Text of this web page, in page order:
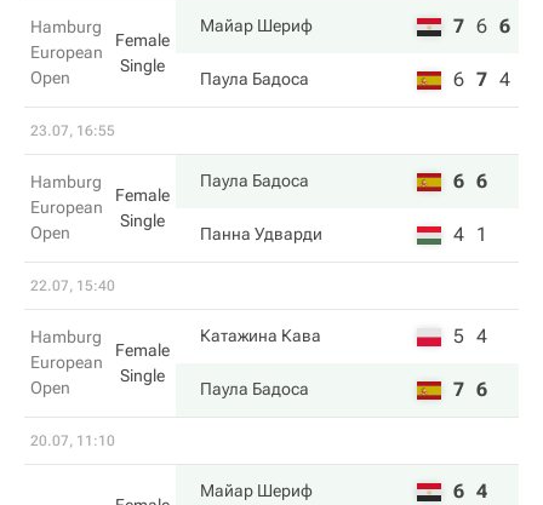
Hamburg
European
Open
Female
Single
Майар Шериф 7 6 6
Паула Бадоса 6 7 4
23.07, 16:55
Hamburg
European
Open
Female
Single
Паула Бадоса 6 6
Панна Удварди 4 1
22.07, 15:40
Hamburg
European
Open
Female
Single
Катажина Кава 5 4
Паула Бадоса 7 6
20.07, 11:10
Майар Шериф 6 4